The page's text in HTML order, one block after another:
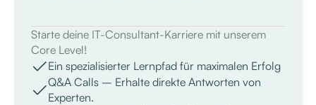
Starte deine IT-Consultant-Karriere mit unserem
Core Level!
Ein spezialisierter Lernpfad für maximalen Erfolg
Q&A Calls – Erhalte direkte Antworten von
Experten.